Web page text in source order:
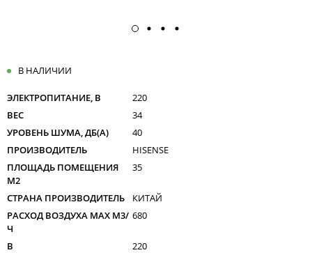
В НАЛИЧИИ
ЭЛЕКТРОПИТАНИЕ, В
220
ВЕС
34
УРОВЕНЬ ШУМА, ДБ(А)
40
ПРОИЗВОДИТЕЛЬ
HISENSE
ПЛОЩАДЬ ПОМЕЩЕНИЯ
М2
35
СТРАНА ПРОИЗВОДИТЕЛЬ
КИТАЙ
РАСХОД ВОЗДУХА MAX M3/
Ч
680
В
220